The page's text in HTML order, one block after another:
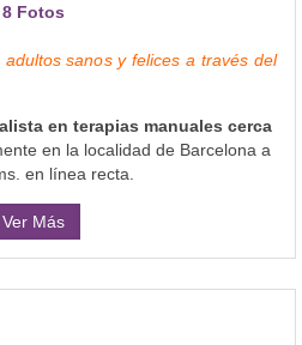
8 Fotos
sanos y felices a través del
en terapias manuales cerca
en la localidad de Barcelona a
en línea recta.
Ver Más